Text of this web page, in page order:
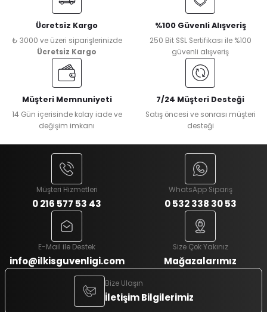
Ücretsiz Kargo
₺ 3000 ve üzeri siparişlerinizde
Ücretsiz Kargo
%100 Güvenli Alışveriş
250 Bit SSL Sertifikası ile %100
güvenli alışveriş
Müşteri Memnuniyeti
14 Gün içerisinde kolay iade ve
değişim imkanı
7/24 Müşteri Desteği
Satış öncesi ve sonrası müşteri
desteği
Müşteri Hizmetleri
0 216 577 53 43
WhatsApp Sipariş
0 532 338 30 53
E-Mail ile Destek
info@ilkisguvenligi.com
Size Çok Yakınız
Mağazalarımız
Bize Ulaşın
İletişim Bilgilerimiz